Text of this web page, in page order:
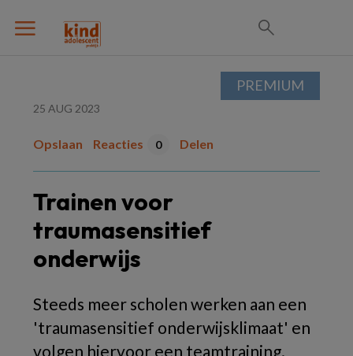
25 AUG 2023
Opslaan Reacties 0 Delen
Trainen voor
traumasensitief
onderwijs
Steeds meer scholen werken aan een
'traumasensitief onderwijsklimaat' en
volgen hiervoor een teamtraining.
PREMIUM